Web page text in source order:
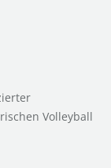
Volleyball